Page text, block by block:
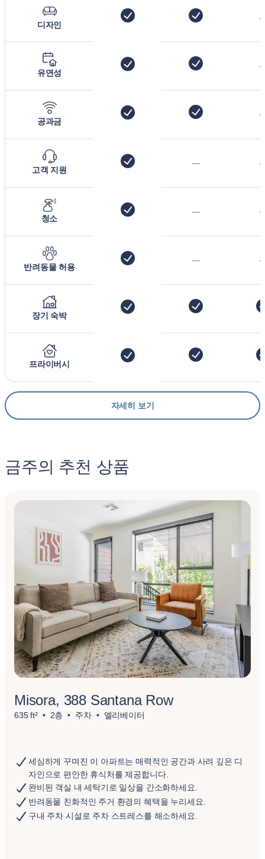
디자인
유연성
공과금
고객 지원
—
청소
—
반려동물 허용
—
장기 숙박
프라이버시
자세히 보기
금주의 추천 상품
Misora, 388 Santana Row
635 ft² 2층 주차 엘리베이터
세심하게 꾸며진 이 아파트는 매력적인 공간과 사려 깊은 디
자인으로 편안한 휴식처를 제공합니다.
완비된 객실 내 세탁기로 일상을 간소화하세요.
반려동물 친화적인 주거 환경의 혜택을 누리세요.
구내 주차 시설로 주차 스트레스를 해소하세요.